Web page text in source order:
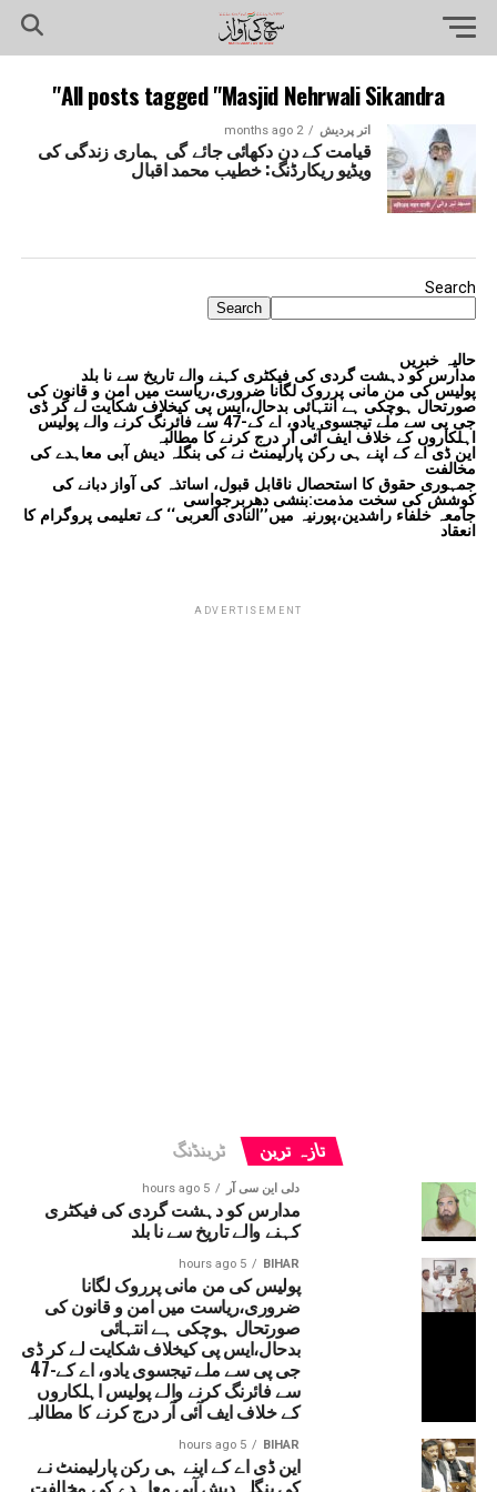
All posts tagged "Masjid Nehrwali Sikandra"
اتر پردیش 2 months ago
قیامت کے دن دکھائی جائے گی ہماری زندگی کی
ویڈیو ریکارڈنگ: خطیب محمد اقبال
Search
Search
حالیہ خبریں
مدارس کو دہشت گردی کی فیکٹری کہنے والے تاریخ سے نا بلد
پولیس کی من مانی پرروک لگانا ضروری،ریاست میں امن و قانون کی
صورتحال ہوچکی ہے انتہائی بدحال،ایس پی کیخلاف شکایت لے کر ڈی
جی پی سے ملے تیجسوی یادو، اے کے-47 سے فائرنگ کرنے والے پولیس
اہلکاروں کے خلاف ایف آئی آر درج کرنے کا مطالبہ
این ڈی اے کے اپنے ہی رکن پارلیمنٹ نے کی بنگلہ دیش آبی معاہدے کی
مخالفت
جمہوری حقوق کا استحصال ناقابل قبول، اساتذہ کی آواز دبانے کی
کوشش کی سخت مذمت:بنشی دھربرجواسی
جامعہ خلفاء راشدین،پورنیہ میں’’النادی العربی‘‘ کے تعلیمی پروگرام کا
انعقاد
ADVERTISEMENT
تازہ ترین ٹرینڈنگ
دلی این سی آر 5 hours ago
مدارس کو دہشت گردی کی فیکٹری
کہنے والے تاریخ سے نا بلد
BIHAR
5 hours ago
پولیس کی من مانی پرروک لگانا
ضروری،ریاست میں امن و قانون کی
صورتحال ہوچکی ہے انتہائی
بدحال،ایس پی کیخلاف شکایت لے کر ڈی
جی پی سے ملے تیجسوی یادو، اے کے-47
سے فائرنگ کرنے والے پولیس اہلکاروں
کے خلاف ایف آئی آر درج کرنے کا مطالبہ
BIHAR
5 hours ago
این ڈی اے کے اپنے ہی رکن پارلیمنٹ نے
کی بنگلہ دیش آبی معاہدے کی مخالفت